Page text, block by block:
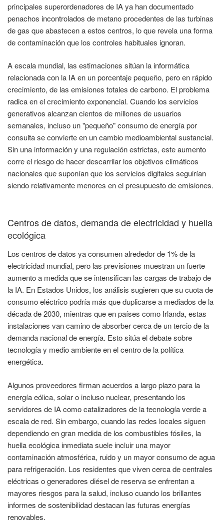
principales superordenadores de IA ya han documentado
penachos incontrolados de metano procedentes de las turbinas
de gas que abastecen a estos centros, lo que revela una forma
de contaminación que los controles habituales ignoran.
A escala mundial, las estimaciones sitúan la informática
relacionada con la IA en un porcentaje pequeño, pero en rápido
crecimiento, de las emisiones totales de carbono. El problema
radica en el crecimiento exponencial. Cuando los servicios
generativos alcanzan cientos de millones de usuarios
semanales, incluso un "pequeño" consumo de energía por
consulta se convierte en un cambio medioambiental sustancial.
Sin una información y una regulación estrictas, este aumento
corre el riesgo de hacer descarrilar los objetivos climáticos
nacionales que suponían que los servicios digitales seguirían
siendo relativamente menores en el presupuesto de emisiones.
Centros de datos, demanda de electricidad y huella
ecológica
Los centros de datos ya consumen alrededor de 1% de la
electricidad mundial, pero las previsiones muestran un fuerte
aumento a medida que se intensifican las cargas de trabajo de
la IA. En Estados Unidos, los análisis sugieren que su cuota de
consumo eléctrico podría más que duplicarse a mediados de la
década de 2030, mientras que en países como Irlanda, estas
instalaciones van camino de absorber cerca de un tercio de la
demanda nacional de energía. Esto sitúa el debate sobre
tecnología y medio ambiente en el centro de la política
energética.
Algunos proveedores firman acuerdos a largo plazo para la
energía eólica, solar o incluso nuclear, presentando los
servidores de IA como catalizadores de la tecnología verde a
escala de red. Sin embargo, cuando las redes locales siguen
dependiendo en gran medida de los combustibles fósiles, la
huella ecológica inmediata suele incluir una mayor
contaminación atmosférica, ruido y un mayor consumo de agua
para refrigeración. Los residentes que viven cerca de centrales
eléctricas o generadores diésel de reserva se enfrentan a
mayores riesgos para la salud, incluso cuando los brillantes
informes de sostenibilidad destacan las futuras energías
renovables.